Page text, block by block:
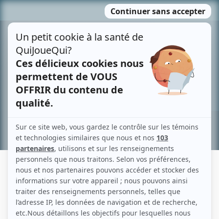
MENU
contenu
Recherche avancée »
FRED SIMARD
Liens
Fiche de Fred Simard sur Showbizz.net